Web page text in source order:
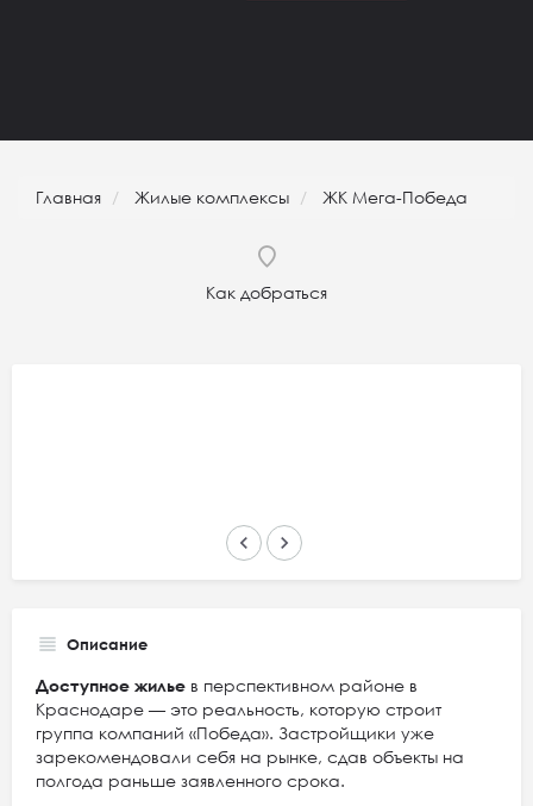
Главная Жилые комплексы ЖК Мега-Победа
Как добраться
keyboard_arrow_left keyboard_arrow_right
Описание
Доступное жилье в перспективном районе в
Краснодаре — это реальность, которую строит
группа компаний «Победа». Застройщики уже
зарекомендовали себя на рынке, сдав объекты на
полгода раньше заявленного срока.